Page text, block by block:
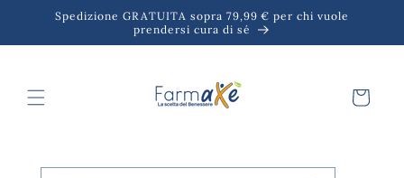
direttamente
Spedizione GRATUITA sopra 79,99 € per chi vuole
prendersi cura di sé
Carrello